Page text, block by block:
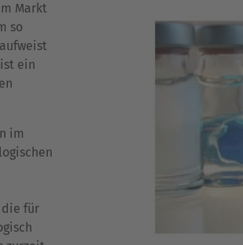
Markt
so
ein
im
die für